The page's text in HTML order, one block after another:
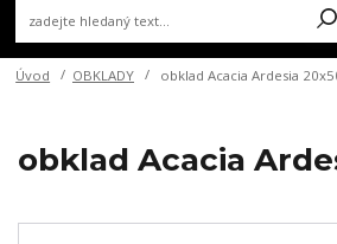
Úvod OBKLADY obklad Acacia Ardesia
obklad Acacia